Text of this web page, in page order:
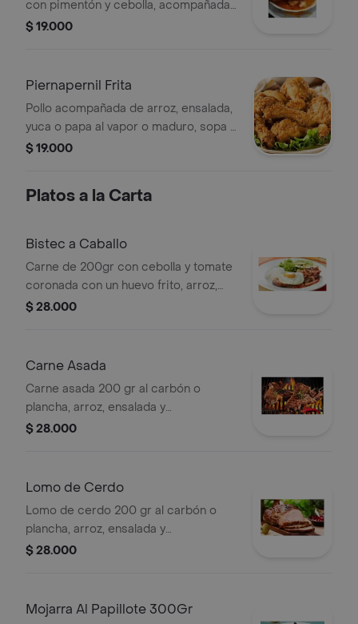
con pimentón y cebolla, acompañada
de arroz, ensalada, yuca o papa al
$ 19.000
Piernapernil Frita
Pollo acompañada de arroz, ensalada,
yuca o papa al vapor o maduro, sopa y
bebida de la casa.
$ 19.000
Platos a la Carta
Bistec a Caballo
Carne de 200gr con cebolla y tomate
coronada con un huevo frito, arroz,
ensalada y carbohidrato de tu
$ 28.000
Carne Asada
Carne asada 200 gr al carbón o
plancha, arroz, ensalada y
carbohidrato de tu elección.
$ 28.000
Lomo de Cerdo
Lomo de cerdo 200 gr al carbón o
plancha, arroz, ensalada y
carbohidrato de tu elección.
$ 28.000
Mojarra Al Papillote 300Gr